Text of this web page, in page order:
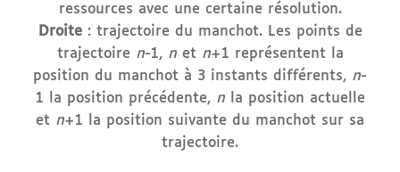
ressources avec une certaine résolution.
Droite: trajectoire du manchot. Les points de
trajectoire n-1, net n+1 représentent la
position du manchot à 3 instants différents, n-
1 la position précédente, nla position actuelle
et n+1 la position suivante du manchot sur sa
trajectoire.